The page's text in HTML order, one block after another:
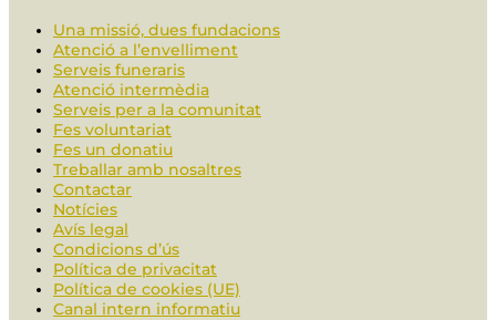
Una missió, dues fundacions
Atenció a l’envelliment
Serveis funeraris
Atenció intermèdia
Serveis per a la comunitat
Fes voluntariat
Fes un donatiu
Treballar amb nosaltres
Contactar
Notícies
Avís legal
Condicions d’ús
Política de privacitat
Política de cookies (UE)
Canal intern informatiu